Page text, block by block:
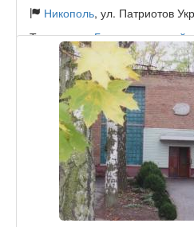
Никополь, ул. Патриотов
Тип садика:Государственный